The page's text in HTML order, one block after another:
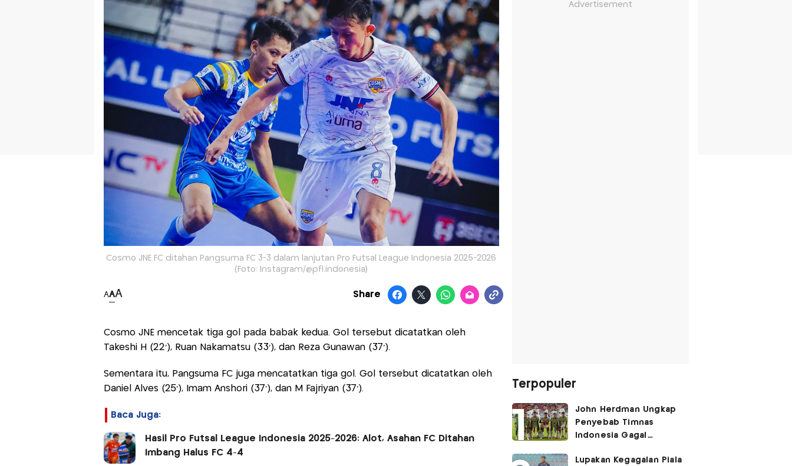
Cosmo JNE FC ditahan Pangsuma FC 3-3 dalam lanjutan Pro Futsal League Indonesia 2025-2026
(Foto: Instagram/@pfl.indonesia)
AAA Share
Cosmo JNE mencetak tiga gol pada babak kedua. Gol tersebut dicatatkan oleh
Takeshi H (22'), Ruan Nakamatsu (33'), dan Reza Gunawan (37').
Sementara itu, Pangsuma FC juga mencatatkan tiga gol. Gol tersebut dicatatkan oleh
Daniel Alves (25'), Imam Anshori (37'), dan M Fajriyan (37').
Baca Juga:
Hasil Pro Futsal League Indonesia 2025-2026: Alot, Asahan FC Ditahan
Imbang Halus FC 4-4
Advertisement
Terpopuler
John Herdman Ungkap
Penyebab Timnas
Indonesia Gagal
Piala AFF 2026
Lupakan Kegagalan Piala